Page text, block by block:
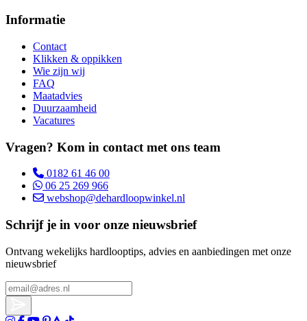
Informatie
Contact
Klikken & oppikken
Wie zijn wij
FAQ
Maatadvies
Duurzaamheid
Vacatures
Vragen? Kom in contact met ons team
0182 61 46 00
06 25 269 966
webshop@dehardloopwinkel.nl
Schrijf je in voor onze nieuwsbrief
Ontvang wekelijks hardlooptips, advies en aanbiedingen met onze
nieuwsbrief